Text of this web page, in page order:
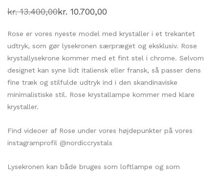
kr.13.400,00
Den
var:
kr. 13.400,00.
kr. 10.700,00
Den
er:
kr. 10.700,00.
Rose er vores nyeste model med krystaller i et trekantet
udtryk, som gør lysekronen særpræget og eksklusiv. Rose
krystallysekrone kommer med et fint stel i chrome. Selvom
designet kan syne lidt italiensk eller fransk, så passer dens
fine træk og stilfulde udtryk ind i den skandinaviske
minimalistiske stil. Rose krystallampe kommer med klare
krystaller.
Find videoer af Rose under vores højdepunkter på vores
instagramprofil @nordiccrystals
Lysekronen kan både bruges som loftlampe og som